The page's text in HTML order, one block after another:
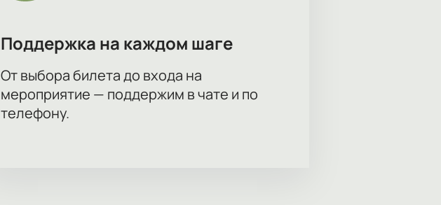
Поддержка на каждом шаге
От выбора билета до входа на
мероприятие — поддержим в чате и по
телефону.